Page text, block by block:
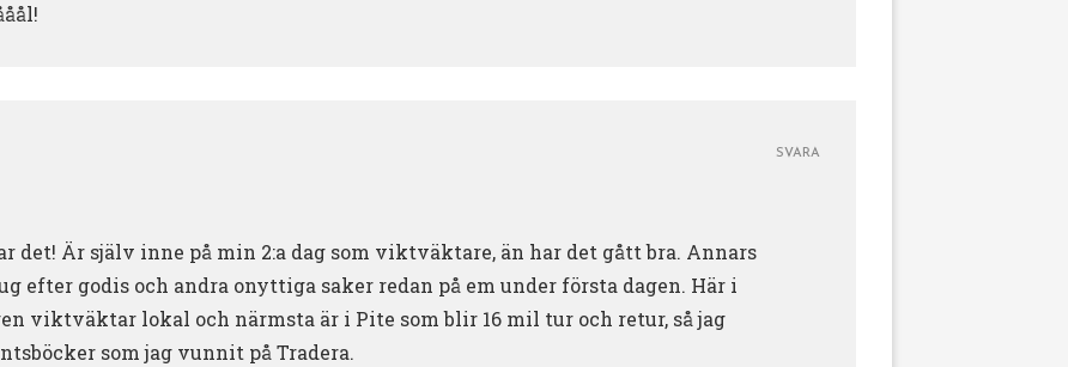
det! Är själv inne på min 2:a dag som viktväktare, än har det gått bra. Annars
efter godis och andra onyttiga saker redan på em under första dagen. Här i
viktväktar lokal och närmsta är i Pite som blir 16 mil tur och retur, så jag
som jag vunnit på Tradera.
SVARA